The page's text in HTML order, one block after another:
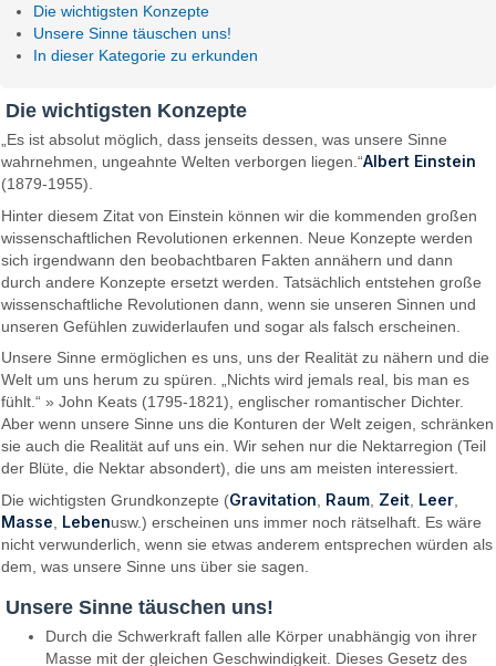
Die wichtigsten Konzepte
Unsere Sinne täuschen uns!
In dieser Kategorie zu erkunden
Die wichtigsten Konzepte
„Es ist absolut möglich, dass jenseits dessen, was unsere Sinne
wahrnehmen, ungeahnte Welten verborgen liegen.“Albert Einstein
(1879-1955).
Hinter diesem Zitat von Einstein können wir die kommenden großen
wissenschaftlichen Revolutionen erkennen. Neue Konzepte werden
sich irgendwann den beobachtbaren Fakten annähern und dann
durch andere Konzepte ersetzt werden. Tatsächlich entstehen große
wissenschaftliche Revolutionen dann, wenn sie unseren Sinnen und
unseren Gefühlen zuwiderlaufen und sogar als falsch erscheinen.
Unsere Sinne ermöglichen es uns, uns der Realität zu nähern und die
Welt um uns herum zu spüren. „Nichts wird jemals real, bis man es
fühlt.“ » John Keats (1795-1821), englischer romantischer Dichter.
Aber wenn unsere Sinne uns die Konturen der Welt zeigen, schränken
sie auch die Realität auf uns ein. Wir sehen nur die Nektarregion (Teil
der Blüte, die Nektar absondert), die uns am meisten interessiert.
Die wichtigsten Grundkonzepte (Gravitation Raum Zeit Leer
Masse Lebenusw.) erscheinen uns immer noch rätselhaft. Es wäre
nicht verwunderlich, wenn sie etwas anderem entsprechen würden als
dem, was unsere Sinne uns über sie sagen.
Unsere Sinne täuschen uns!
Durch die Schwerkraft fallen alle Körper unabhängig von ihrer
Masse mit der gleichen Geschwindigkeit. Dieses Gesetz des